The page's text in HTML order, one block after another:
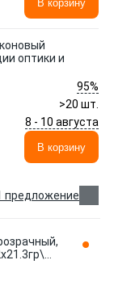
В корзину
оптики и
95%
>20 шт.
8 - 10 августа
В корзину
предложение